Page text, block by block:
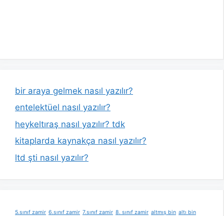
bir araya gelmek nasıl yazılır?
entelektüel nasıl yazılır?
heykeltıraş nasıl yazılır? tdk
kitaplarda kaynakça nasıl yazılır?
ltd şti nasıl yazılır?
5.sınıf zamir 6.sınıf zamir 7.sınıf zamir 8. sınıf zamir altmış bin altı bin